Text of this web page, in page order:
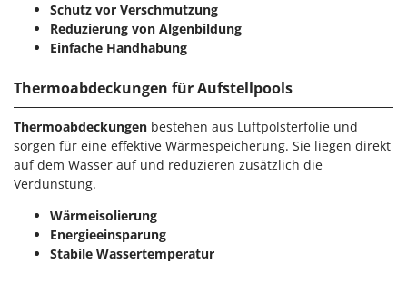
Schutz vor Verschmutzung
Reduzierung von Algenbildung
Einfache Handhabung
Thermoabdeckungen für Aufstellpools
Thermoabdeckungen bestehen aus Luftpolsterfolie und
sorgen für eine effektive Wärmespeicherung. Sie liegen direkt
auf dem Wasser auf und reduzieren zusätzlich die
Verdunstung.
Wärmeisolierung
Energieeinsparung
Stabile Wassertemperatur